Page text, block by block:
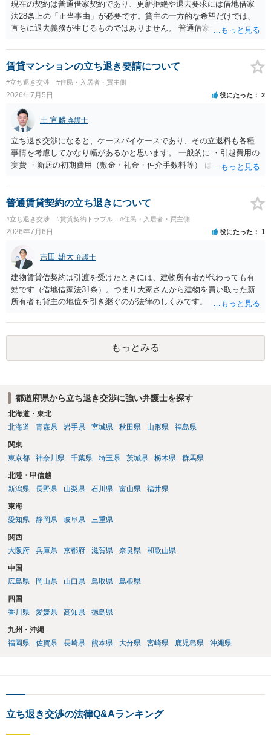
現在の契約は普通借家契約であり、更新拒絶や退去要求には借地借家
法28条上の「正当事由」が必要です。貸主の一方的な希望だけでは、
直ちに退去義務が生じるものではありません。 普通借家契約から定期
新たな定期借家契約を締結する形になりますが、これは任意の合意が
前提であり、借主が同意しなければ成立しません。 12年間の居住実
績、子どもの学校や地域とのつながり、転居費用の準備が困難な事情
などは、借主側の強い居住継続の必要性として正当事由判断において
重視される要素ですので、貸主側にかなり具体的な事情と立退料など
がない限り、更新拒絶が認められるハードルは一般的に高いと考えら
れます。 建物が未登記であること自体は、賃貸借契約の有効性を直ち
に否定するものではなく、引渡しがされていれば賃貸借の効力は原則
有効とされています。 今後の交渉では、①現在は普通借家契約が継続
しており定期借家への変更に合意していないこと、②貸主側の事情
（誰が所有者で誰が実際に住む予定か等）を具体的に書面で説明して
ほしいこと、③自分たちの居住継続の必要性を丁寧に伝えること、を
基本方針としたうえで、仮に一定時期の退去を検討する場合には、立
退料・引越費用・原状回復費用負担などの条件を明確にした書面を作
成することが重要です。 契約書では、更新条項・解除条項・期間の定
め・定期借家に関する記載の有無、これまでの更新時の合意内容
（「今回で最後」などの文言）が、借主不利な特約として無効になり
得るかどうかも含めて検討ポイントになりますので、署名押印前に内
容を十分に確認し、不明点は弁護士に相談することをおすすめしま
す。
賃貸マンションの立ち退き要請について
#立ち退き交渉 #住民・入居者・買主側
2026年7月5日 役にたった 2
王 宣麟 弁護士
立ち退き交渉になると、ケースバイケースであり、その立退料も各種
事情を考慮してかなり幅があるかと思います。 一般的に ・引越費用の
実費 ・新居の初期費用（敷金・礼金・仲介手数料等） は固い部分かと
ターンが多いかと存じます。
普通賃貸契約の立ち退きについて
#立ち退き交渉 #賃貸契約トラブル #住民・入居者・買主側
2026年7月6日 役にたった 1
吉田 雄大 弁護士
建物賃貸借契約は引渡を受けたときには、建物所有者が代わっても有
効です（借地借家法31条）。つまり大家さんから建物を買い取った新
所有者も貸主の地位を引き継ぐのが法律のしくみです。 おそらくは、
が納得いくものであれば応じても良いですが、納得できなければ断る
（家賃を支払い居住を続ける）のが良いでしょう。
もっとみる
都道府県から立ち退き交渉に強い弁護士を探す
北海道・東北
北海道
青森県 岩手県 宮城県 秋田県 山形県 福島県
関東
東京都
神奈川県 千葉県 埼玉県 茨城県 栃木県 群馬県
北陸・甲信越
新潟県
長野県 山梨県 石川県 富山県 福井県
東海
愛知県
静岡県 岐阜県 三重県
関西
大阪府
兵庫県 京都府 滋賀県 奈良県 和歌山県
中国
広島県
岡山県 山口県 鳥取県 島根県
四国
香川県
愛媛県 高知県 徳島県
九州・沖縄
福岡県
佐賀県 長崎県 熊本県 大分県 宮崎県 鹿児島県 沖縄県
立ち退き交渉の法律Q&Aランキング